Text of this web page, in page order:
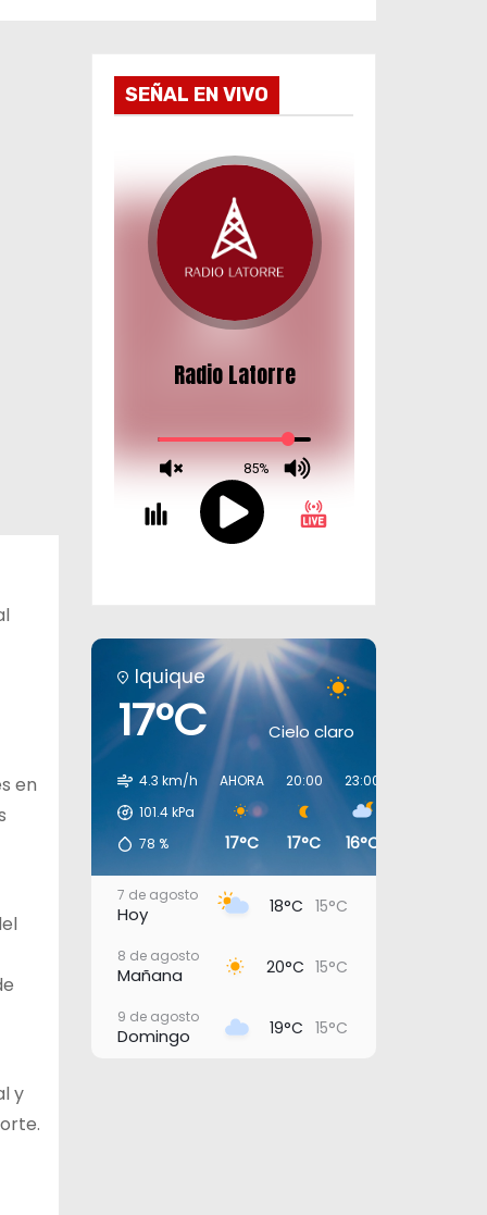
en
y
SEÑAL EN VIVO
Iquique
17°C Cielo claro
4.3 km/h
101.4kPa
78 %
AHORA
17°C
20:00
17°C
23:00
16°C
7 de agosto
Hoy 18°C 15°C
8 de agosto
Mañana 20°C 15°C
9 de agosto
Domingo 19°C 15°C